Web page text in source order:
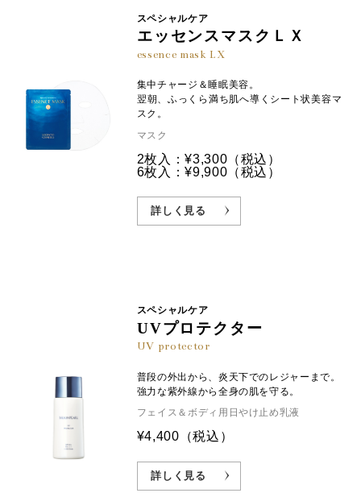
スペシャルケア
エッセンスマスクＬＸ
essence mask LX
集中チャージ＆睡眠美容。
翌朝、ふっくら満ち肌へ導くシート状美容マ
スク。
マスク
2枚入：¥3,300 （税込）
6枚入：¥9,900 （税込）
詳しく見る
スペシャルケア
UVプロテクター
UV protector
普段の外出から、炎天下でのレジャーまで。
強力な紫外線から全身の肌を守る。
フェイス＆ボディ用日やけ止め乳液
¥4,400 （税込）
詳しく見る